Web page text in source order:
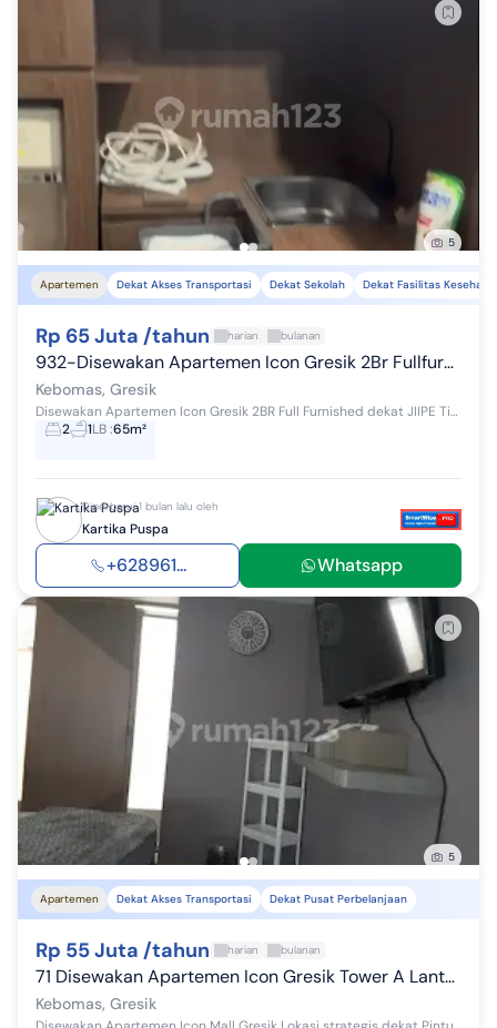
5
Apartemen Dekat Akses Transportasi Dekat Sekolah Dekat Fasilitas
Rp 65 Juta /tahun harian bulanan
932-Disewakan Apartemen Icon Gresik 2Br Fullfurnished Dekat Jiipe
Kebomas, Gresik
Disewakan Apartemen Icon Gresik 2BR Full Furnished dekat JIIPE Tipe 2BR Lantai 8 Hadap Utara Lokasi dekat JIIPE Lokasi dekat Pintu Toll Kebomas d...
2
1LB:65m²
Diperbarui 1 bulan lalu oleh
Kartika Puspa
+628961... Whatsapp
5
Apartemen Dekat Akses Transportasi Dekat Pusat Perbelanjaan
Rp 55 Juta /tahun harian bulanan
71 Disewakan Apartemen Icon Gresik Tower A Lantai 23 Tipe 1br
Kebomas, Gresik